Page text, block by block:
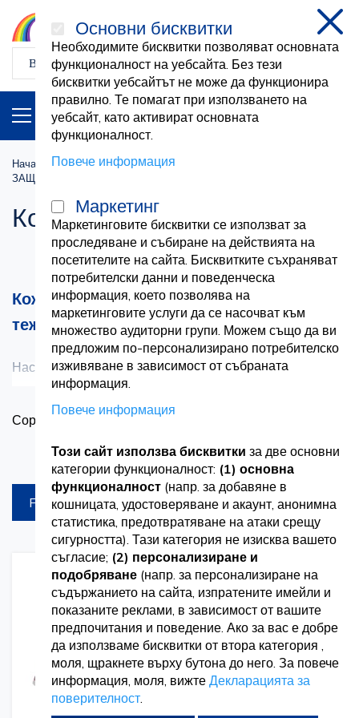
ПРОДУКТИ
Начална страница
Хигиена и безопасност
ЗАЩИТНИ РЪКАВИЦИ
Кожени ръкавици
Кожени ръкавици от говежда кожа за
тежка защита
Насладете се на превъзходна защита на ръцете с
нашите кожени ръкавици от телешка кожа от Vetro
Design. Изработени от висококачествена телешка кожа,
тези ръкавици предлагат издръжливост, гъвкавост и
устойчивост на абразия, което ги прави идеални за
тежки приложения в строителството, заваряване,
градинарство и др. Конструкцията от цепена кожа
осигурява допълнителна здравина и защита, докато
ергономичният дизайн осигурява удобно прилягане и
подобрена сръчност. Независимо дали работите с
груби материали, работите с машини или работите в
тежки условия, нашите кожени ръкавици от телешка
кожа осигуряват надеждна защита и комфорт за носене
Сортирай по
Продукти на страница
FILTREAZA
Добавете
към
списък
с
желания
Добавете
за
сравнение
Основни бисквитки
Необходимите бисквитки позволяват основната
функционалност на уебсайта. Без тези
бисквитки уебсайтът не може да функционира
правилно. Те помагат при използването на
уебсайт, като активират основната
функционалност.
Повече информация
Маркетинг
Маркетинговите бисквитки се използват за
проследяване и събиране на действията на
посетителите на сайта. Бисквитките съхраняват
потребителски данни и поведенческа
информация, което позволява на
маркетинговите услуги да се насочват към
множество аудиторни групи. Можем също да ви
предложим по-персонализирано потребителско
изживяване в зависимост от събраната
информация.
Повече информация
Този сайт използва бисквитки за две основни
категории функционалност: (1) основна
функционалност (напр. за добавяне в
кошницата, удостоверяване и акаунт, анонимна
статистика, предотвратяване на атаки срещу
сигурността). Тази категория не изисква вашето
съгласие; (2) персонализиране и
подобряване (напр. за персонализиране на
съдържанието на сайта, изпратените имейли и
показаните реклами, в зависимост от вашите
предпочитания и поведение. Ако за вас е добре
да използваме бисквитки от втора категория ,
моля, щракнете върху бутона до него. За повече
информация, моля, вижте Декларацията за
поверителност.